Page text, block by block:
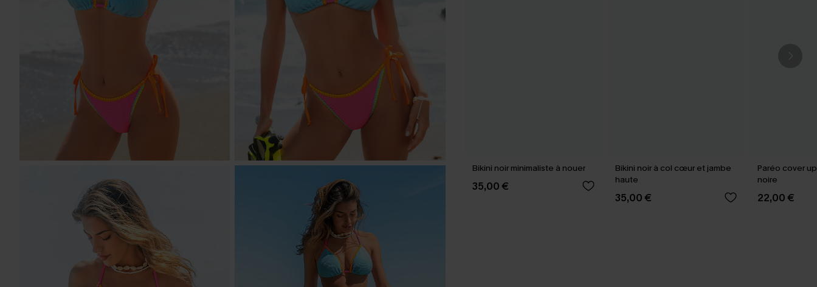
Bikini noir minimaliste à nouer
35,00 €
Bikini noir à col cœur et jambe
haute
35,00 €
Paréo cover
noire
22,00 €